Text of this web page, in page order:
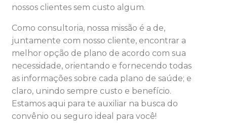
nossos clientes sem custo algum.
Como consultoria, nossa missão é a de,
juntamente com nosso cliente, encontrar a
melhor opção de plano de acordo com sua
necessidade, orientando e fornecendo todas
as informações sobre cada plano de saúde; e
claro, unindo sempre custo e benefício.
Estamos aqui para te auxiliar na busca do
convênio ou seguro ideal para você!